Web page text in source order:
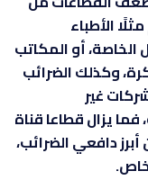
الأطباء
أو المكاتب
وكذلك الضرائب
غير
يزال قطاعا قناة
دافعي الضرائب،